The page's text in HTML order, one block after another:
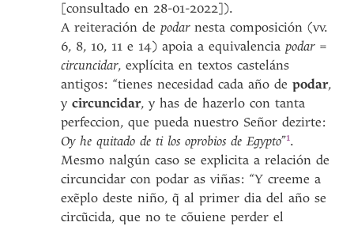
[consultado en 28-01-2022]).
A reiteración depodarnesta composición (vv.
6, 8, 10, 11 e 14) apoia a equivalenciapodar =
circuncidar, explícita en textos casteláns
antigos: “tienes necesidad cada año depodar,
ycircuncidar, y has de hazerlo con tanta
perfeccion, que pueda nuestro Señor dezirte:
Oy he quitado de ti los oprobios de Egypto”1.
Mesmo nalgún caso se explicita a relación de
circuncidar con podar as viñas: “Y creeme a
exẽplo deste niño, q̃ al primer dia del año se
circũcida, que no te cõuiene perder el